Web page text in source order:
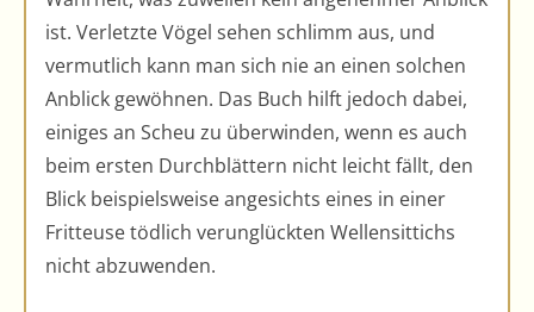
ist. Verletzte Vögel sehen schlimm aus, und
vermutlich kann man sich nie an einen solchen
Anblick gewöhnen. Das Buch hilft jedoch dabei,
einiges an Scheu zu überwinden, wenn es auch
beim ersten Durchblättern nicht leicht fällt, den
Blick beispielsweise angesichts eines in einer
Fritteuse tödlich verunglückten Wellensittichs
nicht abzuwenden.